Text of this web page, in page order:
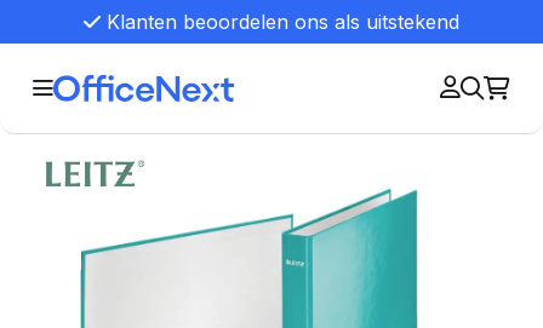
Klanten beoordelen ons als uitstekend